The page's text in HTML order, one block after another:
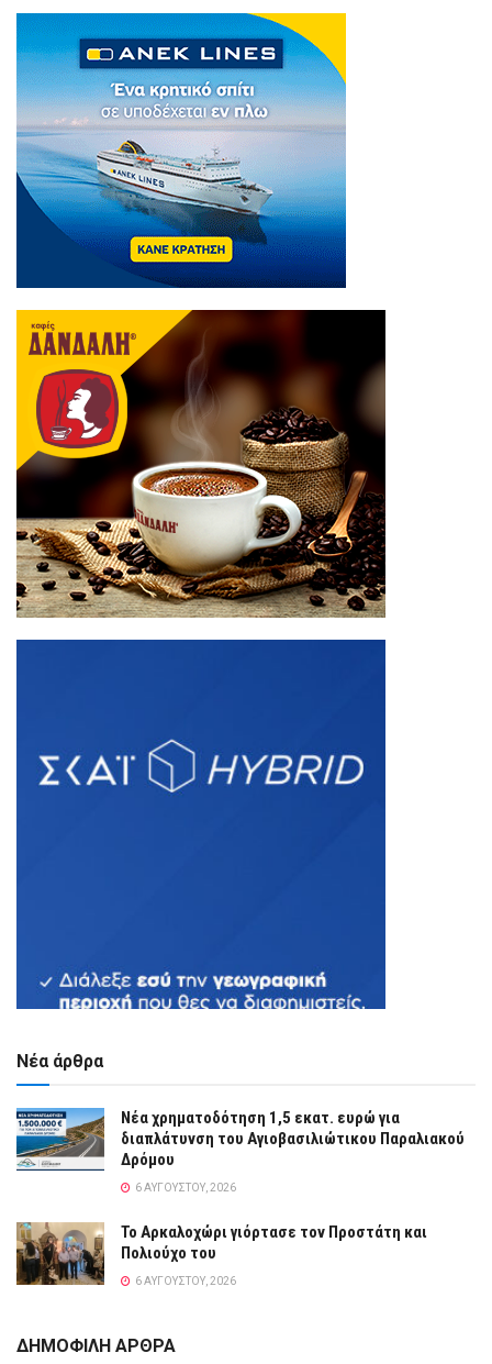
Νέα άρθρα
Νέα χρηματοδότηση 1,5 εκατ. ευρώ για
διαπλάτυνση του Αγιοβασιλιώτικου Παραλιακού
Δρόμου
6 ΑΥΓΟΎΣΤΟΥ, 2026
Το Αρκαλοχώρι γιόρτασε τον Προστάτη και
Πολιούχο του
6 ΑΥΓΟΎΣΤΟΥ, 2026
ΔΗΜΟΦΙΛΗ ΑΡΘΡΑ